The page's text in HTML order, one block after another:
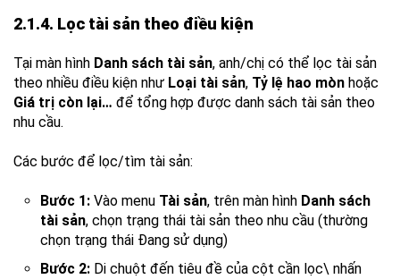
2.1.4. Lọc tài sản theo điều kiện
Tại màn hình Danh sách tài sản, anh/chị có thể lọc tài sản
theo nhiều điều kiện như Loại tài sản, Tỷ lệ hao mòn hoặc
Giá trị còn lại… để tổng hợp được danh sách tài sản theo
nhu cầu.
Các bước để lọc/tìm tài sản:
Bước 1: Vào menu Tài sản, trên màn hình Danh sách
tài sản, chọn trạng thái tài sản theo nhu cầu (thường
chọn trạng thái Đang sử dụng)
Bước 2: Di chuột đến tiêu đề của cột cần lọc\ nhấn